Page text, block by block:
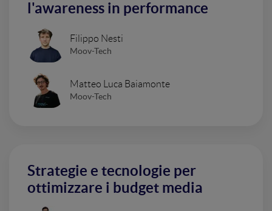
l'awareness in performance
Filippo Nesti
Moov-Tech
Matteo Luca Baiamonte
Moov-Tech
Strategie e tecnologie per
ottimizzare i budget media